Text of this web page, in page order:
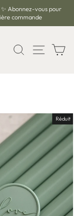
Abonnez-vous pour
commande
Réduit